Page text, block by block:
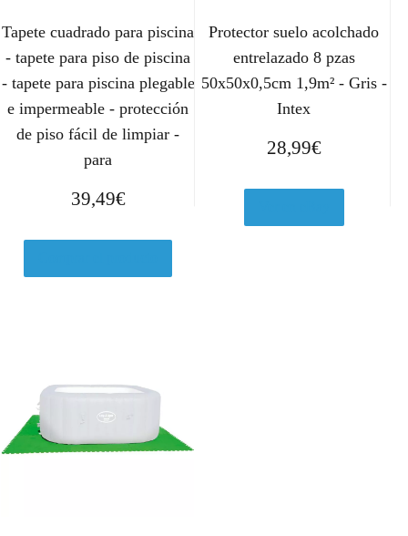
Tapete cuadrado para piscina
- tapete para piso de piscina
- tapete para piscina plegable
e impermeable - protección
de piso fácil de limpiar -
para
39,49€
Protector suelo acolchado
entrelazado 8 pzas
50x50x0,5cm 1,9m² - Gris -
Intex
28,99€